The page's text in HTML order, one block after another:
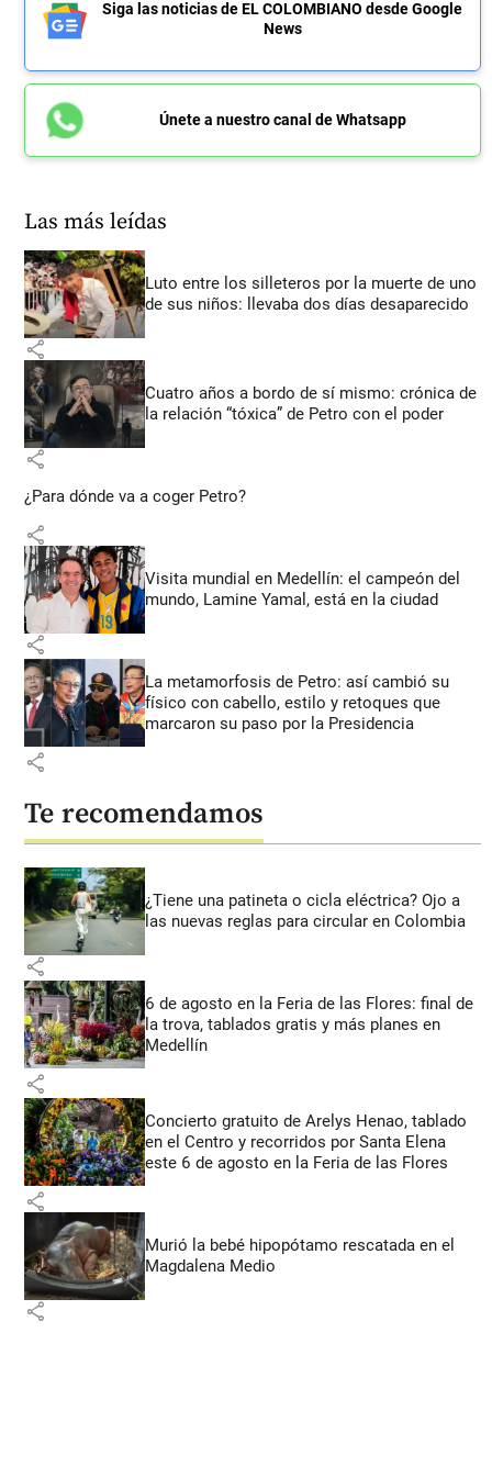
Siga las noticias de EL COLOMBIANO desde Google
News
Únete a nuestro canal de Whatsapp
Las más leídas
Luto entre los silleteros por la muerte de uno
de sus niños: llevaba dos días desaparecido
share
Cuatro años a bordo de sí mismo: crónica de
la relación “tóxica” de Petro con el poder
share
¿Para dónde va a coger Petro?
share
Visita mundial en Medellín: el campeón del
mundo, Lamine Yamal, está en la ciudad
share
La metamorfosis de Petro: así cambió su
físico con cabello, estilo y retoques que
marcaron su paso por la Presidencia
share
Te recomendamos
¿Tiene una patineta o cicla eléctrica? Ojo a
las nuevas reglas para circular en Colombia
share
6 de agosto en la Feria de las Flores: final de
la trova, tablados gratis y más planes en
Medellín
share
Concierto gratuito de Arelys Henao, tablado
en el Centro y recorridos por Santa Elena
este 6 de agosto en la Feria de las Flores
share
Murió la bebé hipopótamo rescatada en el
Magdalena Medio
share